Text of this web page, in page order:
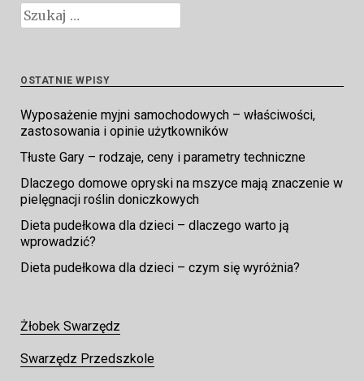
Szukaj:
OSTATNIE WPISY
Wyposażenie myjni samochodowych – właściwości,
zastosowania i opinie użytkowników
Tłuste Gary – rodzaje, ceny i parametry techniczne
Dlaczego domowe opryski na mszyce mają znaczenie w
pielęgnacji roślin doniczkowych
Dieta pudełkowa dla dzieci – dlaczego warto ją
wprowadzić?
Dieta pudełkowa dla dzieci – czym się wyróżnia?
Żłobek Swarzędz
Swarzędz Przedszkole